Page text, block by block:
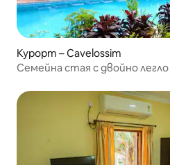
Курорт – Cavelossim
Семейна стая с двойно